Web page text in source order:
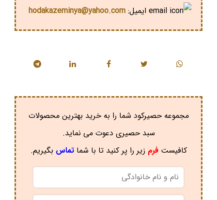
ایمیل: hodakazeminya@yahoo.com
مجموعه حصیرکود شما را به خرید بهترین محصولات
سبد حصیری دعوت می نماید.
کافیستفرم زیر را پر کنید تا با شماتماس بگیریم.
نام
و
نام